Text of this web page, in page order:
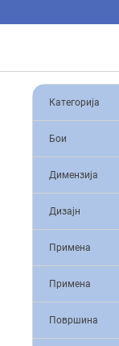
Категорија
Бои
Димензија
Дизајн
Примена
Примена
Површина